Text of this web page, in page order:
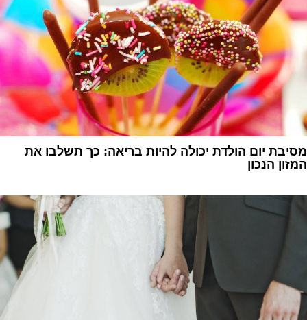
מסיבת יום הולדת יכולה להיות בריאה: כך תשלבו את
המזון הנכון